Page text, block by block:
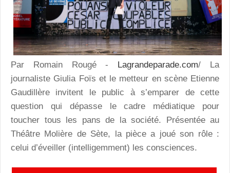
Par Romain Rougé - Lagrandeparade.com/ La
journaliste Giulia Foïs et le metteur en scène Etienne
Gaudillère invitent le public à s’emparer de cette
question qui dépasse le cadre médiatique pour
toucher tous les pans de la société. Présentée au
Théâtre Molière de Sète, la pièce a joué son rôle :
celui d’éveiller (intelligemment) les consciences.